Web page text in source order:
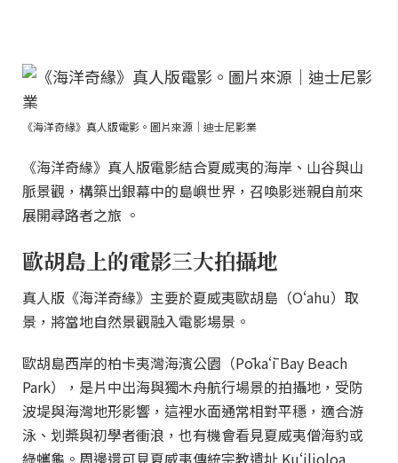
《海洋奇緣》真人版電影。圖片來源｜迪士尼影業
《海洋奇緣》真人版電影結合夏威夷的海岸、山谷與山
脈景觀，構築出銀幕中的島嶼世界，召喚影迷親自前來
展開尋路者之旅 。
歐胡島上的電影三大拍攝地
真人版《海洋奇緣》主要於夏威夷歐胡島（Oʻahu）取
景，將當地自然景觀融入電影場景。
歐胡島西岸的柏卡夷灣海濱公園（Pōkaʻī Bay Beach
Park），是片中出海與獨木舟航行場景的拍攝地，受防
波堤與海灣地形影響，這裡水面通常相對平穩，適合游
泳、划槳與初學者衝浪，也有機會看見夏威夷僧海豹或
綠蠵龜。周邊還可見夏威夷傳統宗教遺址 Kuʻilioloa